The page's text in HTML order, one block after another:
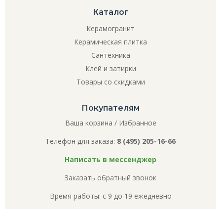
Каталог
Керамогранит
Керамическая плитка
Сантехника
Клей и затирки
Товары со скидками
Покупателям
Ваша корзина / Избранное
Телефон для заказа: 8 (495) 205-16-66
Написать в мессенджер
Заказать обратный звонок
Время работы: с 9 до 19 ежедневно